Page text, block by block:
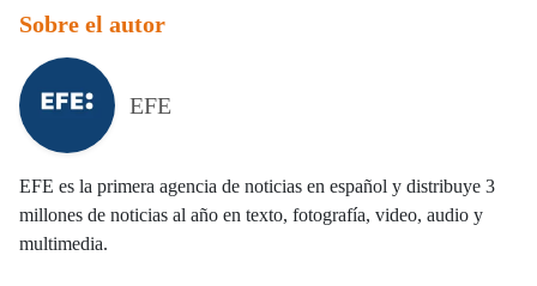
Sobre el autor
EFE
EFE es la primera agencia de noticias en español y distribuye 3
millones de noticias al año en texto, fotografía, video, audio y
multimedia.